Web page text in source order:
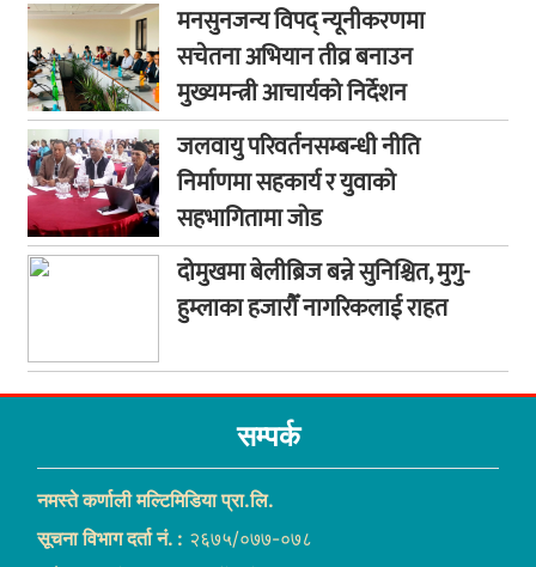
मनसुनजन्य विपद् न्यूनीकरणमा
सचेतना अभियान तीव्र बनाउन
मुख्यमन्त्री आचार्यको निर्देशन
जलवायु परिवर्तनसम्बन्धी नीति
निर्माणमा सहकार्य र युवाको
सहभागितामा जोड
दोमुखमा बेलीब्रिज बन्ने सुनिश्चित, मुगु-
हुम्लाका हजारौँ नागरिकलाई राहत
सम्पर्क
नमस्ते कर्णाली मल्टिमिडिया प्रा.लि.
सूचना विभाग दर्ता नं. : २६७५/०७७-०७८